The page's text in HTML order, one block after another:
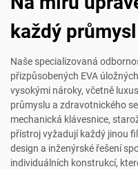
každý průmysl
Naše specializovaná
přizpůsobených EVA
vysokými nároky, včetně
průmyslu a zdravotnického
mechanická klávesnice,
přístroj vyžadují každý jinou
design a inženýrské řešení
individuálních konstrukcí,